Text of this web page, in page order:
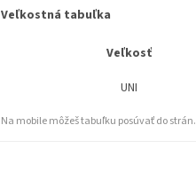
Veľkostná tabuľka
Veľkosť
UNI
Na mobile môžeš tabuľku posúvať do strán.